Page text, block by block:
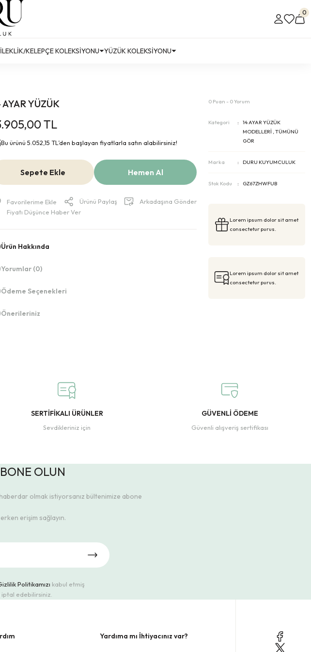
Kargo!
Kargo! #2
Kargo! #3
0
KELEPÇE KOLEKSİYONU YÜZÜK KOLEKSİYONU
AYAR YÜZÜK
TL
Bu ürünü 5.052,15 TL’den başlayan fiyatlarla satın alabilirsiniz!
Sepete Ekle Hemen Al
Ürünü Paylaş
Arkadaşına Gönder
Fiyatı Düşünce Haber Ver
Ürün Hakkında
Yorumlar (0)
Ödeme Seçenekleri
Önerileriniz
0 Puan - 0 Yorum
Kategori
14 AYAR YÜZÜK
MODELLERİ ,TÜMÜNÜ
GÖR
Marka DURU KUYUMCULUK
Stok Kodu GZ67ZHWFUB
Lorem ipsum dolor sit amet
consectetur purus.
Lorem ipsum dolor sit amet
consectetur purus.
SERTİFİKALI ÜRÜNLER
Sevdikleriniz için
GÜVENLİ ÖDEME
Güvenli alışveriş sertifikası
OLUN
olmak istiyorsanız bültenimize abone
erişim sağlayın.
Politikamızı kabul etmiş
iptal edebilirsiniz.
Yardıma mı İhtiyacınız var?